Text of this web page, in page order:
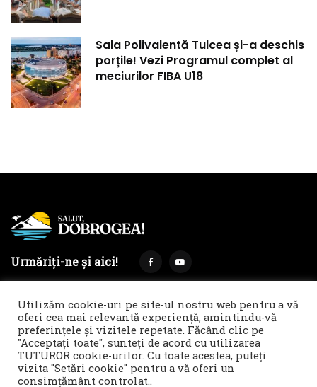
Sala Polivalentă Tulcea și-a deschis
porțile! Vezi Programul complet al
meciurilor FIBA U18
Urmăriți-ne și aici!
Termeni și condiții
Politica de cookies & GDPR
Noi îți facem reclamă!
© 2021 Salut, Dobrogea! - Ziar de informare și atitudine || E-
Utilizăm cookie-uri pe site-ul nostru web pentru a vă
oferi cea mai relevantă experiență, amintindu-vă
preferințele și vizitele repetate. Făcând clic pe
"Acceptați toate", sunteți de acord cu utilizarea
TUTUROR cookie-urilor. Cu toate acestea, puteți
vizita "Setări cookie" pentru a vă oferi un
consimțământ controlat..